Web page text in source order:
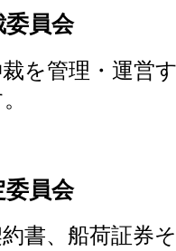
委員会
を管理・運営
委員会
書、船荷証券